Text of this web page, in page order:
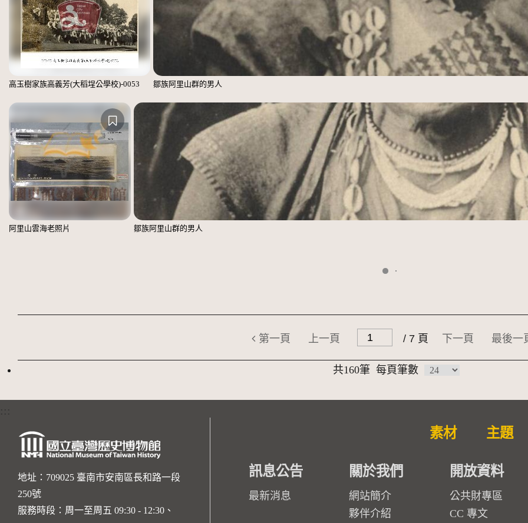
高玉樹家族高義芳(大稻埕公學校)-0053 鄒族阿里山群的男人
阿里山雲海老照片 鄒族阿里山群的男人
第一頁 上一頁 / 7 頁 下一頁 最後一
共160筆 每頁筆數
:::
地址：709025 臺南市安南區長和路一段
250號
服務時段：周一至周五 09:30 - 12:30、
素材 主題
訊息公告
最新消息
關於我們
網站簡介
夥伴介紹
開放資料
公共財專區
CC 專文